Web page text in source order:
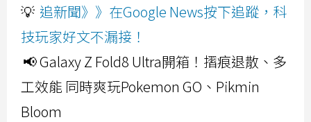
💡 追新聞》》在Google News按下追蹤，科
技玩家好文不漏接！
📢 Galaxy Z Fold8 Ultra開箱！摺痕退散、多
工效能 同時爽玩Pokemon GO、Pikmin
Bloom